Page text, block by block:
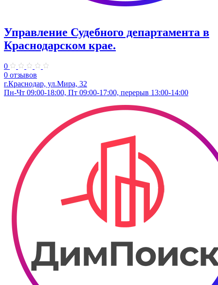
Управление Судебного департамента в
Краснодарском крае.
0
0 отзывов
г.Краснодар, ул.​Мира, 32
Пн-Чт 09:00-18:00, Пт 09:00-17:00, перерыв 13:00-14:00